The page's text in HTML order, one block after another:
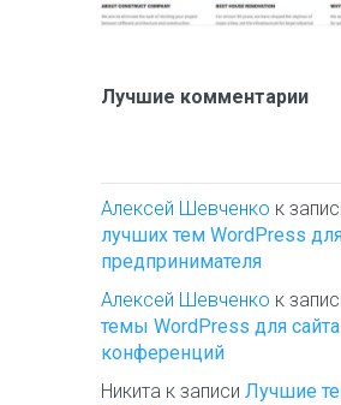
Лучшие комментарии
Алексей Шевченко к
лучших тем WordPress
предпринимателя
Алексей Шевченко к
темы WordPress для
конференций
Никита к записи Лучшие